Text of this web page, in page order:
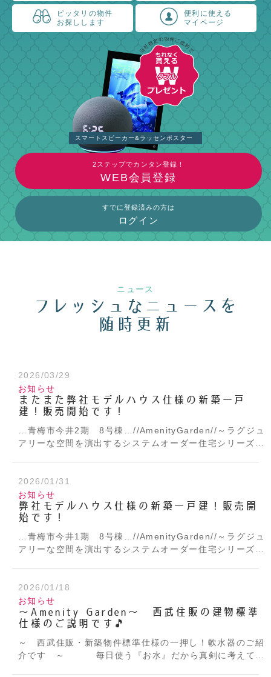
ピッタリの物件
お探しします
便利に使える
マイページ
2ステップでカンタン登録！
WEB会員登録
すでに登録済みの方は
ログイン
スマートスピーカー&ラッセンポスター
ニュース
フレッシュなニュースを
随時更新
2026/03/29
お知らせ
またまた弊社モデルハウス仕様の新築一戸
建！販売開始です！
…青梅市今井2期 8号棟…//AmenityGarden// ～ラグジュ
アリーな空間を演出するシステムオーダー住宅シリーズ～
優良住宅！ ・断熱・省エネ性能・ZEH水準の建物が標準仕
様！ ・BELS取得、住宅性能評価書取得予定（設計）！
省エネ型給湯器エコジョーズ・家中の水を軟水する軟水器
（軟太郎ソフティナ）が標準仕様！
果があるのかも実際に体験できます！（詳細はスタッフに
お問合せ下さい。） ・水性マッジクで文字も書けて、磁石
います☆彡現地へ直接来場もOK!随時見学受付中！ご連絡
お待ちしております!（^^）!
学だけ～
ちしております（*^_^*）
2026/01/31
お知らせ
弊社モデルハウス仕様の新築一戸建！販売開
始です！
…青梅市今井1期 8号棟…//AmenityGarden// ～ラグジュ
アリーな空間を演出するシステムオーダー住宅シリーズ～
省エネ性能・ZEH水準の建物が標準仕様！
住宅性能評価書取得予定（設計）！
ジョーズ・家中の水を軟水する軟水器（軟太郎ソフティ
ナ）が標準仕様！軟水がどのような効果があるのかも実
際に体験できます！（詳細はスタッフにお問合せ下さ
い。）
・浴室には12型の浴室TV付です！ 等々
2026/01/18
お知らせ
～Amenity Garden～ 西武住販の建物標準
仕様のご説明です🎵
～ 西武住販・新築物件標準仕様の一押し！軟水器のご紹
介です ～
毎日使う『お水』だから真剣に考えて採